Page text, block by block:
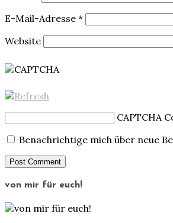
E-Mail-Adresse *
Website
CAPTCHA
Benachrichtige mich über neue
von mir für euch!